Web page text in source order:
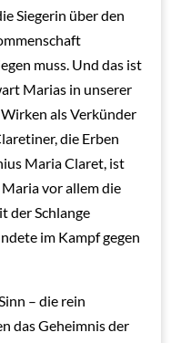
Siegerin über den
muss. Und das ist
Marias in unserer
als Verkünder
die Erben
Maria Claret, ist
vor allem die
der Schlange
im Kampf gegen
– die rein
das Geheimnis der